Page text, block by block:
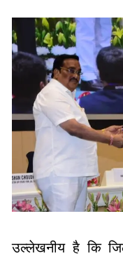
उल्लेखनीय है कि